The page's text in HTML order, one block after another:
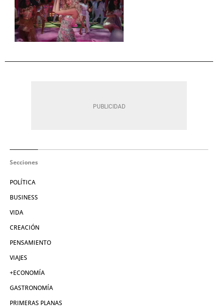
Secciones
POLÍTICA
BUSINESS
VIDA
CREACIÓN
PENSAMIENTO
VIAJES
+ECONOMÍA
GASTRONOMÍA
PRIMERAS PLANAS